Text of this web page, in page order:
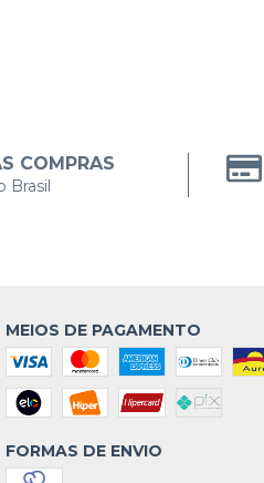
COMPRAS
Brasil
MEIOS DE PAGAMENTO
FORMAS DE ENVIO